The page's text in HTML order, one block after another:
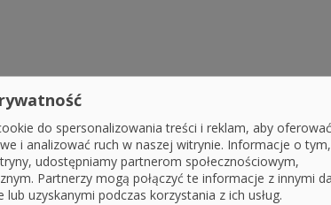
mObywatel lub konto internetowe w banku.
na Internetowe Konto Pacjenta
do spersonalizowania treści i reklam, aby oferować
i analizować ruch w naszej witrynie. Informacje o
udostępniamy partnerom społecznościowym,
Partnerzy mogą połączyć te informacje z innymi
uzyskanymi podczas korzystania z ich usług.